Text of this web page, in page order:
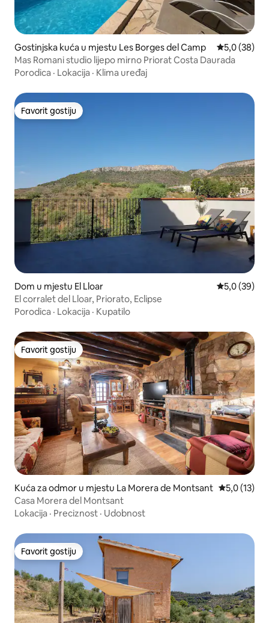
Gostinjska kuća u mjestu Les Borges del Camp Prosječna
5,0 (38)
Mas Romani studio lijepo mirno Priorat Costa Daurada
Porodica · Lokacija · Klima uređaj
Favorit gostiju
Favorit gostiju
Dom u mjestu El Lloar Prosječna
5,0 (39)
El corralet del Lloar, Priorato, Eclipse
Porodica · Lokacija · Kupatilo
Favorit gostiju
Favorit gostiju
Kuća za odmor u mjestu La Morera de Montsant Prosječna
5,0 (13)
Casa Morera del Montsant
Lokacija · Preciznost · Udobnost
Favorit gostiju
Favorit gostiju